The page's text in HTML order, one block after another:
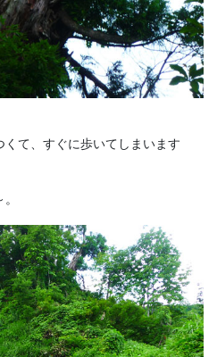
て、すぐに歩いてしまいます